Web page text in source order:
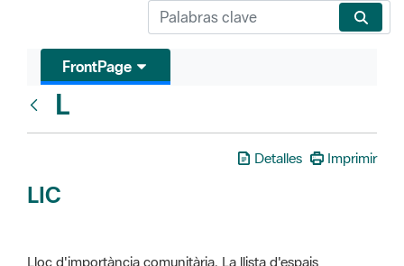
FrontPage
L
Detalles Imprimir
LIC
Lloc d'importància comunitària. La llista d'espais